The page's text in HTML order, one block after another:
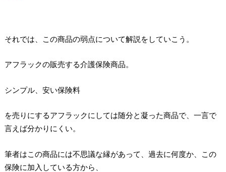
それでは、この商品の弱点について解説をしていこう。
アフラックの販売する介護保険商品。
シンプル、安い保険料
を売りにするアフラックにしては随分と凝った商品で、一言で
言えば分かりにくい。
筆者はこの商品には不思議な縁があって、過去に何度か、この
保険に加入している方から、